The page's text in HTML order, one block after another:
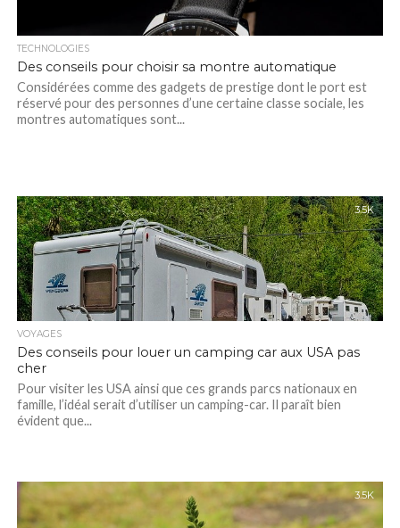
TECHNOLOGIES
Des conseils pour choisir sa montre automatique
Considérées comme des gadgets de prestige dont le port est
réservé pour des personnes d’une certaine classe sociale, les
montres automatiques sont...
3.5K
VOYAGES
Des conseils pour louer un camping car aux USA pas
cher
Pour visiter les USA ainsi que ces grands parcs nationaux en
famille, l’idéal serait d’utiliser un camping-car. Il paraît bien
évident que...
3.5K